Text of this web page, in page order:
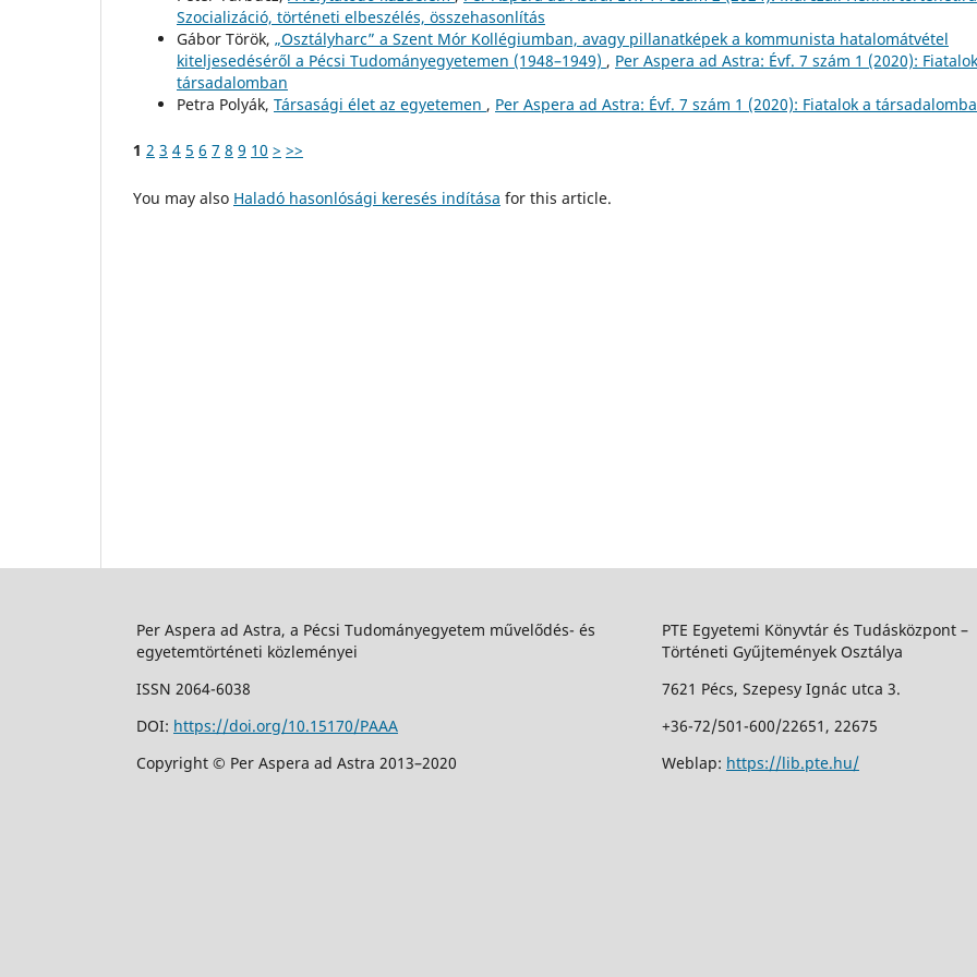
Szocializáció, történeti elbeszélés, összehasonlítás
Gábor Török, „Osztályharc” a Szent Mór Kollégiumban, avagy pillanatképek a kommunista hatalomátvétel
kiteljesedéséről a Pécsi Tudományegyetemen (1948–1949) , Per Aspera ad Astra: Évf. 7 szám 1 (2020):
társadalomban
Petra Polyák, Társasági élet az egyetemen , Per Aspera ad Astra: Évf. 7 szám 1 (2020): Fiatalok a
1 2 3 4 5 6 7 8 9 10 > >>
You may also Haladó hasonlósági keresés indítása for this article.
Per Aspera ad Astra, a Pécsi Tudományegyetem művelődés- és
egyetemtörténeti közleményei
ISSN 2064-6038
DOI: https://doi.org/10.15170/PAAA
Copyright © Per Aspera ad Astra 2013–2020
PTE Egyetemi Könyvtár és Tudásközpont –
Történeti Gyűjtemények Osztálya
7621 Pécs, Szepesy Ignác utca 3.
+36-72/501-600/22651, 22675
Weblap: https://lib.pte.hu/